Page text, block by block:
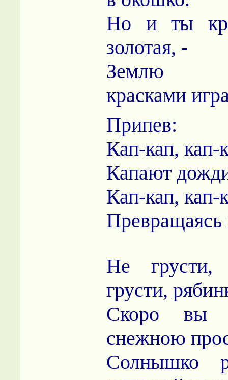
Но и ты
золотая, -
Землю
красками
Припев:
Кап-кап, кап-
Капают
Кап-кап, кап-
Превращаясь
Не грусти,
грусти,
Скоро вы
снежною
Солнышко